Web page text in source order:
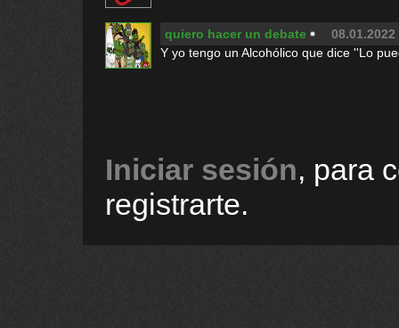
quiero hacer un debate
Y yo tengo un Alcohólico que dice ''Lo
Iniciar sesión, para
registrarte.